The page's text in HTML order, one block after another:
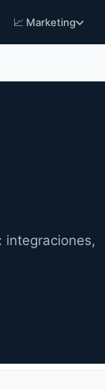
📈 Marketing
integraciones,